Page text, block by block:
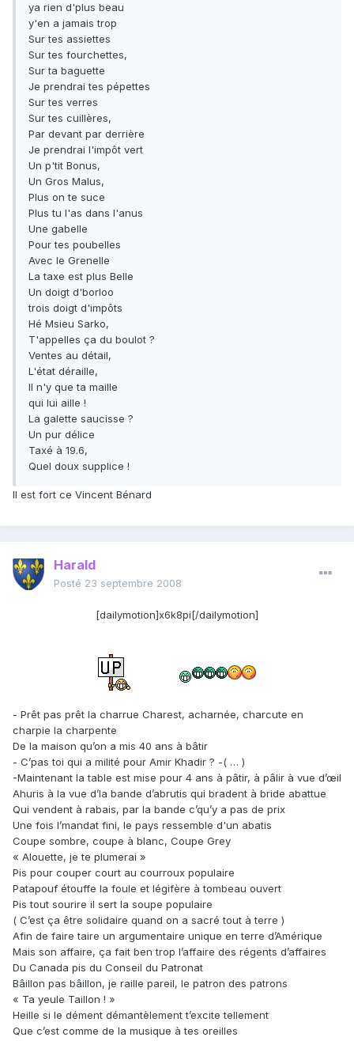
ya rien d'plus beau
y'en a jamais trop
Sur tes assiettes
Sur tes fourchettes,
Sur ta baguette
Je prendrai tes pépettes
Sur tes verres
Sur tes cuillères,
Par devant par derrière
Je prendrai l'impôt vert
Un p'tit Bonus,
Un Gros Malus,
Plus on te suce
Plus tu l'as dans l'anus
Une gabelle
Pour tes poubelles
Avec le Grenelle
La taxe est plus Belle
Un doigt d'borloo
trois doigt d'impôts
Hé Msieu Sarko,
T'appelles ça du boulot ?
Ventes au détail,
L'état déraille,
Il n'y que ta maille
qui lui aille !
La galette saucisse ?
Un pur délice
Taxé à 19.6,
Quel doux supplice !
Il est fort ce Vincent Bénard
Harald
Posté 23 septembre 2008
[dailymotion]x6k8pi[/dailymotion]
- Prêt pas prêt la charrue Charest, acharnée, charcute en
charpie la charpente
De la maison qu’on a mis 40 ans à bâtir
- C’pas toi qui a milité pour Amir Khadir ? -( … )
-Maintenant la table est mise pour 4 ans à pâtir, à pâlir à vue d’œil
Ahuris à la vue d’la bande d’abrutis qui bradent à bride abattue
Qui vendent à rabais, par la bande c’qu’y a pas de prix
Une fois l’mandat fini, le pays ressemble d'un abatis
Coupe sombre, coupe à blanc, Coupe Grey
« Alouette, je te plumerai »
Pis pour couper court au courroux populaire
Patapouf étouffe la foule et légifère à tombeau ouvert
Pis tout sourire il sert la soupe populaire
( C’est ça être solidaire quand on a sacré tout à terre )
Afin de faire taire un argumentaire unique en terre d’Amérique
Mais son affaire, ça fait ben trop l’affaire des régents d’affaires
Du Canada pis du Conseil du Patronat
Bâillon pas bâillon, je raille pareil, le patron des patrons
« Ta yeule Taillon ! »
Heille si le dément démantèlement t’excite tellement
Que c’est comme de la musique à tes oreilles